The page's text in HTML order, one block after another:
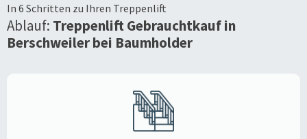
In 6 Schritten zu Ihren Treppenlift
Ablauf: Treppenlift Gebrauchtkauf in
Berschweiler bei Baumholder